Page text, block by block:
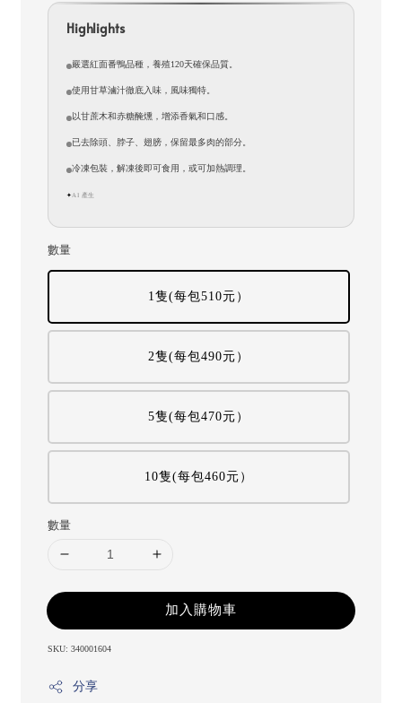
Highlights
嚴選紅面番鴨品種，養殖120天確保品質。
使用甘草滷汁徹底入味，風味獨特。
以甘蔗木和赤糖醃燻，增添香氣和口感。
已去除頭、脖子、翅膀，保留最多肉的部分。
冷凍包裝，解凍後即可食用，或可加熱調理。
✦AI 產生
數量
1隻(每包510元）
2隻(每包490元）
5隻(每包470元）
10隻(每包460元）
數量
加入購物車
SKU: 340001604
分享